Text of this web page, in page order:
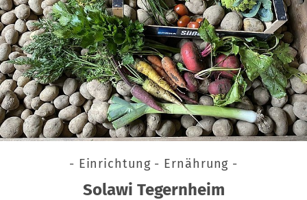
- Einrichtung - Ernährung -
Solawi Tegernheim